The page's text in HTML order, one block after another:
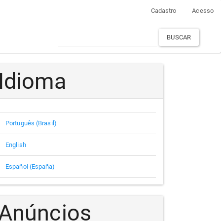
Cadastro Acesso
BUSCAR
Idioma
Português (Brasil)
English
Español (España)